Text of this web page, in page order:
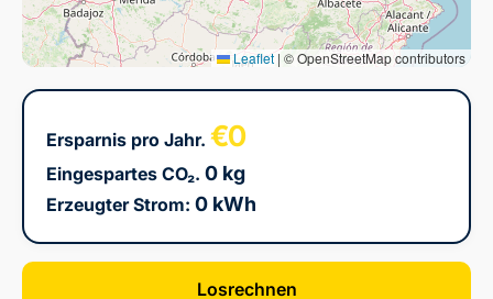
Leaflet | © OpenStreetMap contributors
Ersparnis pro Jahr. €0
Eingespartes CO₂. 0 kg
Erzeugter Strom: 0 kWh
Losrechnen